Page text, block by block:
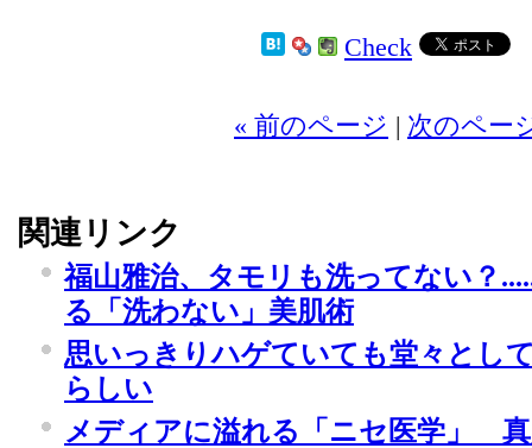
Check
« 前のページ | 次のペー
関連リンク
福山雅治、タモリも洗ってない？
る「洗わない」美肌術
思いっきりハゲていても堂々とし
らしい
メディアに溢れる「ニセ医学」